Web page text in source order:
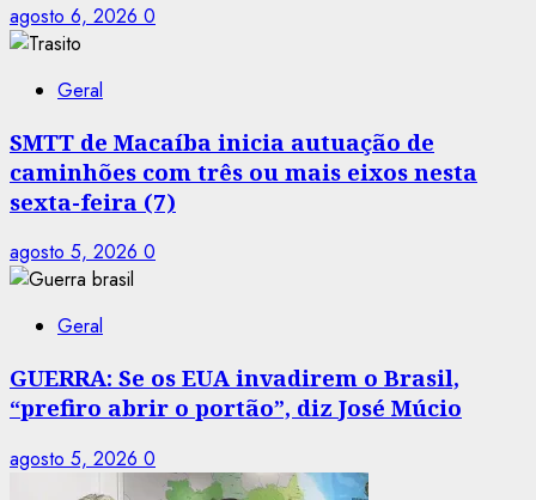
agosto 6, 2026 0
Geral
SMTT de Macaíba inicia autuação de
caminhões com três ou mais eixos nesta
sexta-feira (7)
agosto 5, 2026 0
Geral
GUERRA: Se os EUA invadirem o Brasil,
“prefiro abrir o portão”, diz José Múcio
agosto 5, 2026 0